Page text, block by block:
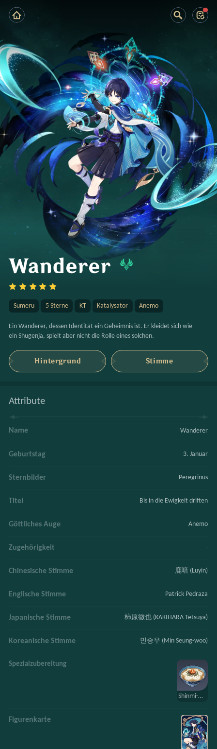
Wanderer
Sumeru 5 Sterne KT Katalysator Anemo
Ein Wanderer, dessen Identität ein Geheimnis ist. Er kleidet sich wie
ein Shugenja, spielt aber nicht die Rolle eines solchen.
Hintergrund Stimme
Attribute
Name Wanderer
Geburtstag 3. Januar
Sternbilder Peregrinus
Titel Bis in die Ewigkeit driften
Göttliches Auge Anemo
Zugehörigkeit -
Chinesische Stimme 鹿喑 (Luyin)
Englische Stimme Patrick Pedraza
Japanische Stimme 柿原徹也 (KAKIHARA Tetsuya)
Koreanische Stimme 민승우 (Min Seung-woo)
Spezialzubereitung
Shinmi-Chazuke
Figurenkarte